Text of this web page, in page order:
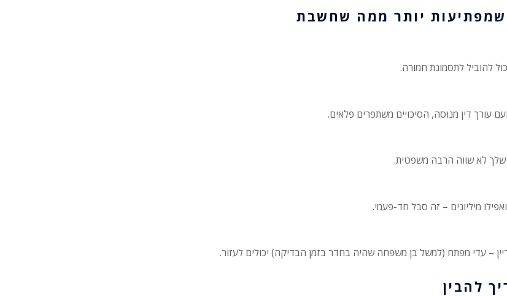
שמפתיעות יותר ממה שחשבת
להוביל לתסמונת חמורה.
לא שווה הרבה משפטית.
– עדי מפתח (למשל בן משפחה שהיה בחדר בזמן הבדיקה) יכולים לעזור.
להבין